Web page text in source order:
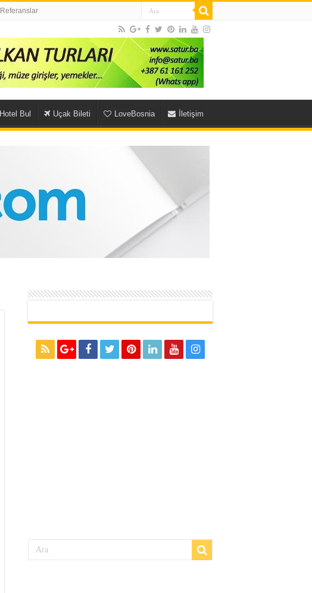
Referanslar
Hotel Bul Uçak Bileti LoveBosnia İletişim